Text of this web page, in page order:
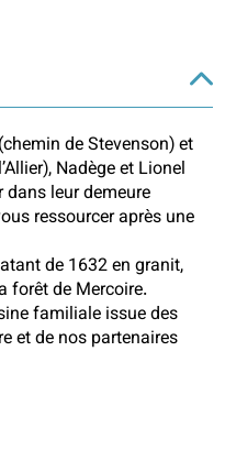
de Stevenson) et
Nadège et Lionel
leur demeure
ressourcer après une
de 1632 en granit,
forêt de Mercoire.
familiale issue des
et de nos partenaires